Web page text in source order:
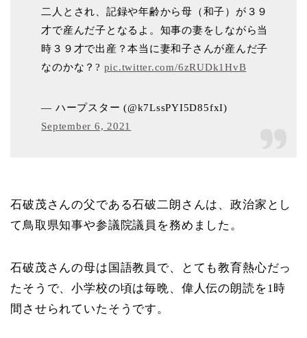
二人とされ、記録や年齢から母（和子）が３９
才で産んだ子となるよ。知事の妻をしながら当
時３９才で出産？本当に妻和子さんが産んだ子
なのかな？? pic.twitter.com/6zRUDk1HvB
— ハープスター (@k7LssPYI5D85fxI)
September 6, 2021
石破茂さんの父である石破二朗さんは、政治家とし
て鳥取県知事や参議院議員を務めました。
石破茂さんの母は国語教員で、とても教育熱心だっ
たそうで、小学校の頃は毎晩、偉人伝の朗読を1時
間させられていたそうです。